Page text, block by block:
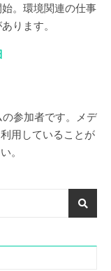
。環境関連の仕事
ります。
参加者です。メデ
用していることが
。